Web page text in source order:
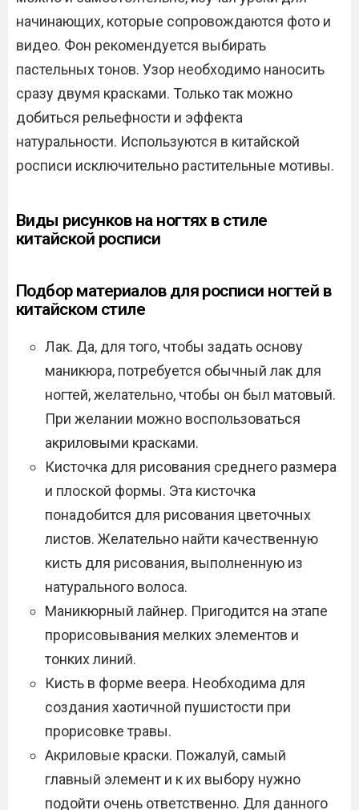
начинающих, которые сопровождаются фото и
видео. Фон рекомендуется выбирать
пастельных тонов. Узор необходимо наносить
сразу двумя красками. Только так можно
добиться рельефности и эффекта
натуральности. Используются в китайской
росписи исключительно растительные мотивы.
Виды рисунков на ногтях в стиле
китайской росписи
Подбор материалов для росписи ногтей в
китайском стиле
Лак. Да, для того, чтобы задать основу
маникюра, потребуется обычный лак для
ногтей, желательно, чтобы он был матовый.
При желании можно воспользоваться
акриловыми красками.
Кисточка для рисования среднего размера
и плоской формы. Эта кисточка
понадобится для рисования цветочных
листов. Желательно найти качественную
кисть для рисования, выполненную из
натурального волоса.
Маникюрный лайнер. Пригодится на этапе
прорисовывания мелких элементов и
тонких линий.
Кисть в форме веера. Необходима для
создания хаотичной пушистости при
прорисовке травы.
Акриловые краски. Пожалуй, самый
главный элемент и к их выбору нужно
подойти очень ответственно. Для данного